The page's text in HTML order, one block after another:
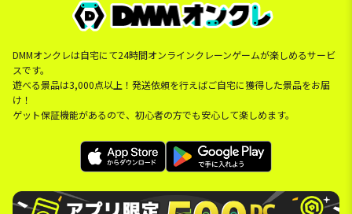
DMMオンクレは自宅にて24時間オンラインクレーンゲームが楽しめるサービ
スです。
遊べる景品は3,000点以上！発送依頼を行えばご自宅に獲得した景品をお届
け！
ゲット保証機能があるので、初心者の方でも安心して楽しめます。